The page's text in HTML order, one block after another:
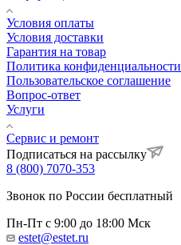
Условия оплаты
Условия доставки
Гарантия на товар
Политика конфиденциальности
Пользовательское соглашение
Вопрос-ответ
Услуги
Сервис и ремонт
Подписаться на рассылку
8 (800) 7070-353
Звонок по России бесплатный
Пн-Пт с 9:00 до 18:00 Мск
estet@estet.ru